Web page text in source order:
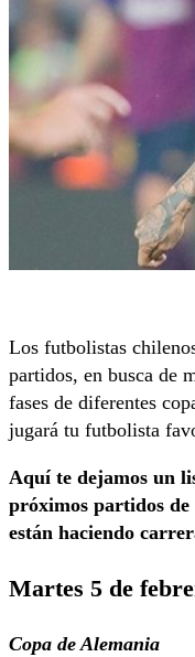
Los futbolistas
partidos, en busca de
fases de diferentes
jugará tu futbolista
Aquí te dejamos un
próximos partidos de
están haciendo
Martes 5 de
Copa de Alemania